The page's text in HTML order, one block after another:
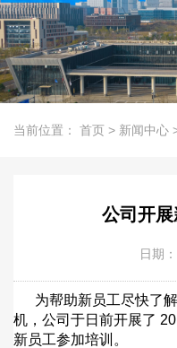
当前位置： 首页 > 新闻中心
公司开展
日期
为帮助新员工尽快了
机，公司于日前开展了
新员工参加培训。